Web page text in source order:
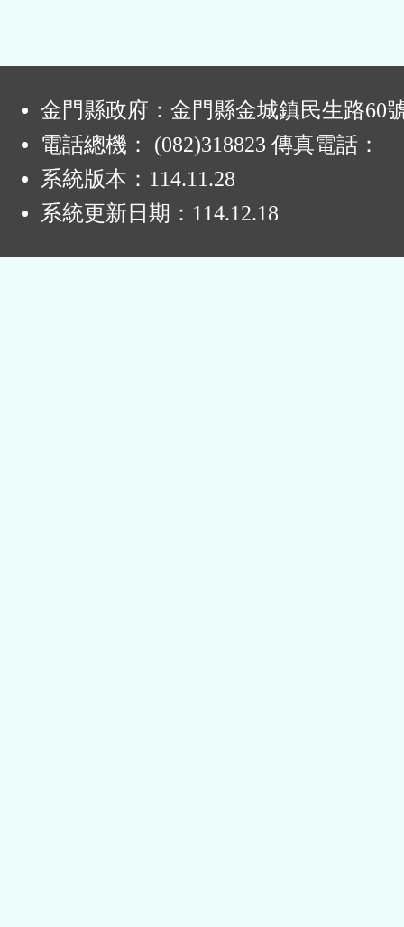
金門縣政府：金門縣金城鎮民生路60
電話總機： (082)318823 傳真電話：
系統版本： 114.11.28
系統更新日期： 114.12.18